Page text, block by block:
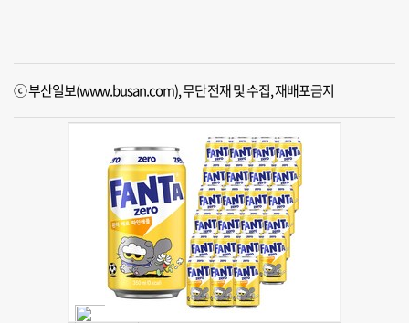
ⓒ 부산일보(www.busan.com), 무단전재 및 수집, 재배포금지